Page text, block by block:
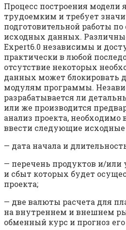
Процесс построения модели
трудоемким и требует
подготовительной работы по
исходных данных.
Expert6.0 независимы и
практически в любой
отсутствие некоторых
данных может блокировать
модулям программы.
разрабатывается ли
или же производится
анализ проекта, необхо­димо
ввести следующие
— дата начала и
— перечень продуктов и/или
и сбыт кото­рых будет
проекта;
— две валюты расчета для
на внутреннем и внешнем
обменный курс и прогноз